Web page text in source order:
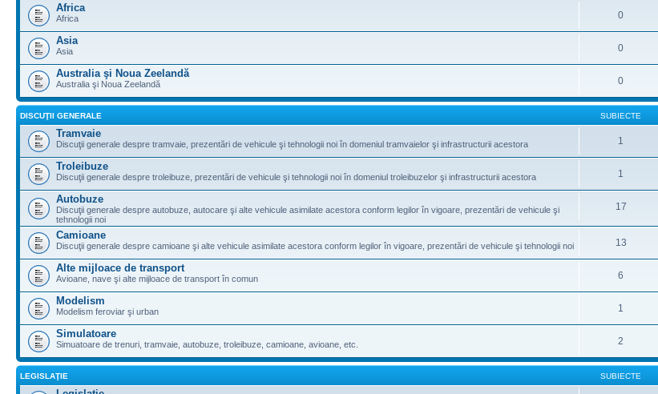
Africa
Africa 0
Asia
Asia 0
Australia şi Noua Zeelandă
Australia şi Noua Zeelandă 0
DISCUŢII GENERALE SUBIECTE
Tramvaie
Discuţii generale despre tramvaie, prezentări de vehicule şi tehnologii noi în domeniul tramvaielor şi infrastructurii acestora 1
Troleibuze
Discuţii generale despre troleibuze, prezentări de vehicule şi tehnologii noi în domeniul troleibuzelor şi infrastructurii acestora 1
Autobuze
Discuţii generale despre autobuze, autocare şi alte vehicule asimilate acestora conform legilor în vigoare, prezentări de vehicule şi
tehnologii noi
17
Camioane
Discuţii generale despre camioane şi alte vehicule asimilate acestora conform legilor în vigoare, prezentări de vehicule şi tehnologii noi 13
Alte mijloace de transport
Avioane, nave şi alte mijloace de transport în comun 6
Modelism
Modelism feroviar şi urban 1
Simulatoare
Simuatoare de trenuri, tramvaie, autobuze, troleibuze, camioane, avioane, etc. 2
LEGISLAŢIE SUBIECTE